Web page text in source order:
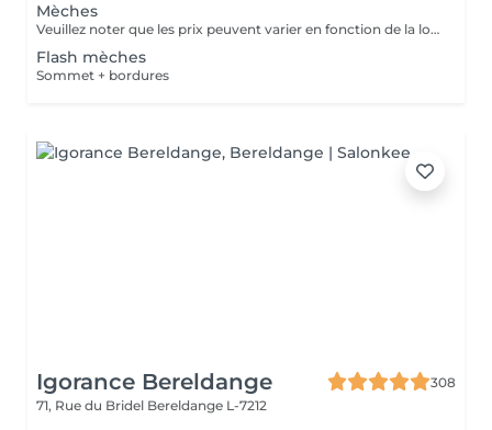
Mèches
Veuillez noter que les prix peuvent varier en fonction de la longueur des cheveux.
Flash mèches
Sommet + bordures
Igorance Bereldange
308
71, Rue du Bridel Bereldange L-7212